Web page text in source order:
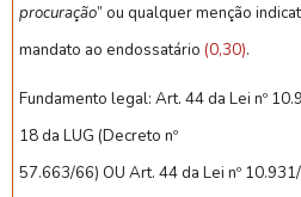
procuração” ou qualquer menção
mandato ao endossatário (0,30).
Fundamento legal: Art. 44 da Lei nº
18 da LUG (Decreto nº
57.663/66) OU Art. 44 da Lei nº